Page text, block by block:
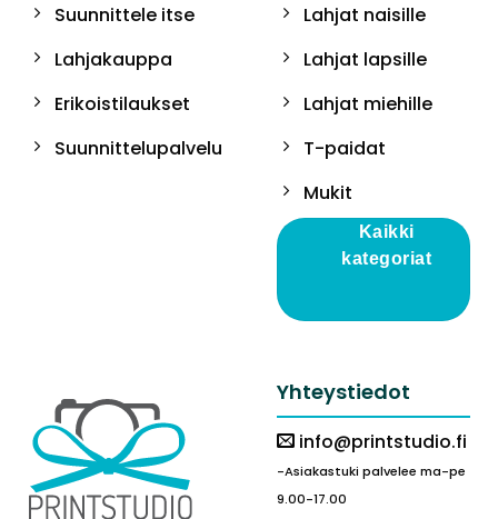
Suunnittele itse
Lahjakauppa
Erikoistilaukset
Suunnittelupalvelu
Lahjat naisille
Lahjat lapsille
Lahjat miehille
T-paidat
Mukit
Kaikki
kategoriat
Yhteystiedot
info@printstudio.fi
-Asiakastuki palvelee ma-pe
9.00-17.00